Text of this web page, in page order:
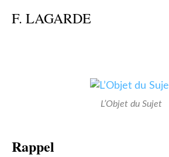
F. LAGARDE
L’Objet du Sujet
Rappel